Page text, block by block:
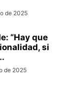
de 2025
“Hay que
si
de 2025